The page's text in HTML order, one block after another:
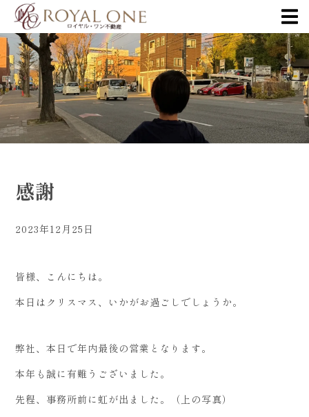
感謝
2023年12月25日
皆様、こんにちは。
本日はクリスマス、いかがお過ごしでしょうか。
弊社、本日で年内最後の営業となります。
本年も誠に有難うございました。
先程、事務所前に虹が出ました。（上の写真）